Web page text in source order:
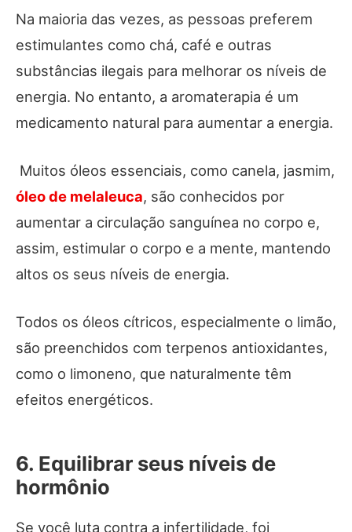
Na maioria das vezes, as pessoas preferem
estimulantes como chá, café e outras
substâncias ilegais para melhorar os níveis de
energia. No entanto, a aromaterapia é um
medicamento natural para aumentar a energia.
Muitos óleos essenciais, como canela, jasmim,
óleo de melaleuca, são conhecidos por
aumentar a circulação sanguínea no corpo e,
assim, estimular o corpo e a mente, mantendo
altos os seus níveis de energia.
Todos os óleos cítricos, especialmente o limão,
são preenchidos com terpenos antioxidantes,
como o limoneno, que naturalmente têm
efeitos energéticos.
6. Equilibrar seus níveis de
hormônio
Se você luta contra a infertilidade, foi